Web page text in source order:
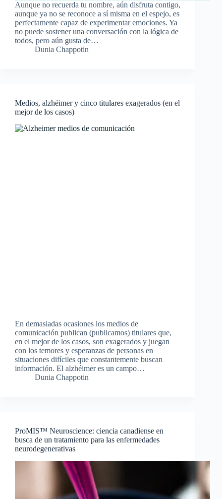
Aunque no recuerda tu nombre, aún disfruta contigo,
aunque ya no se reconoce a sí misma en el espejo, es
perfectamente capaz de experimentar emociones. Ya
no puede sostener una conversación con la lógica de
todos, pero aún gusta de…
Dunia Chappotin
Medios, alzhéimer y cinco titulares exagerados (en el
mejor de los casos)
En demasiadas ocasiones los medios de
comunicación publican (publicamos) titulares que,
en el mejor de los casos, son exagerados y juegan
con los temores y esperanzas de personas en
situaciones difíciles que constantemente buscan
información. El alzhéimer es un campo…
Dunia Chappotin
ProMIS™ Neuroscience: ciencia canadiense en
busca de un tratamiento para las enfermedades
neurodegenerativas